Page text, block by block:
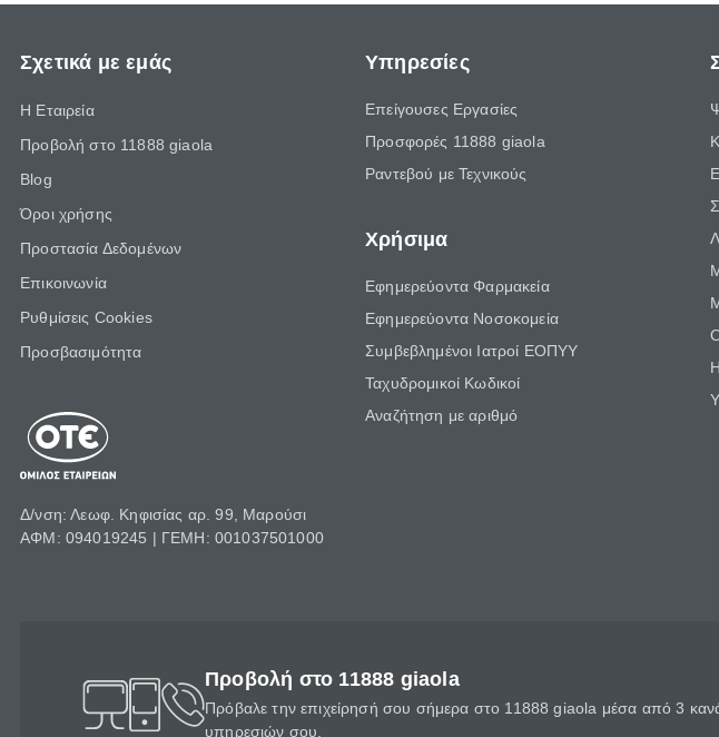
Σχετικά με εμάς
Η Εταιρεία
Προβολή στο 11888 giaola
Blog
Όροι χρήσης
Προστασία Δεδομένων
Επικοινωνία
Ρυθμίσεις Cookies
Προσβασιμότητα
Δ/νση: Λεωφ. Κηφισίας αρ. 99, Μαρούσι
ΑΦΜ: 094019245 | ΓΕΜΗ: 001037501000
Υπηρεσίες
Επείγουσες Εργασίες
Προσφορές 11888 giaola
Ραντεβού με Τεχνικούς
Χρήσιμα
Εφημερεύοντα Φαρμακεία
Εφημερεύοντα Νοσοκομεία
Συμβεβλημένοι Ιατροί ΕΟΠΥΥ
Ταχυδρομικοί Κωδικοί
Αναζήτηση με αριθμό
Προβολή στο 11888 giaola
Πρόβαλε την επιχείρησή σου σήμερα στο 11888 giaola μέσα από 3
υπηρεσιών σου.